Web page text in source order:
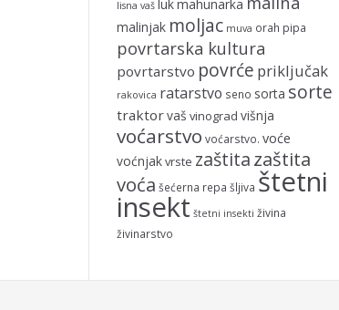
lisna vaš lukmahunarka
malinjak moljac muva orah pipa
povrtarska kultura
povrtarstvo povrće priključak
rakovica ratarstvo seno sorta sorte
traktorvaš vinograd višnja
voćarstvo voćarstvo. voće
voćnjakvrste zaštitazaštita
voća šećerna repa šljiva štetni
insekt štetni insekti živina
živinarstvo